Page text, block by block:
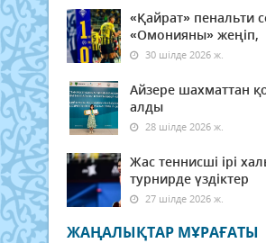
«Қайрат» пенальти
«Омонияны» жеңіп,
30 шілде 2026 ж.
Айзере шахматтан
алды
28 шілде 2026 ж.
Жас теннисші ірі
турнирде үздіктер
27 шілде 2026 ж.
ЖАҢАЛЫҚТАР МҰРАҒАТЫ